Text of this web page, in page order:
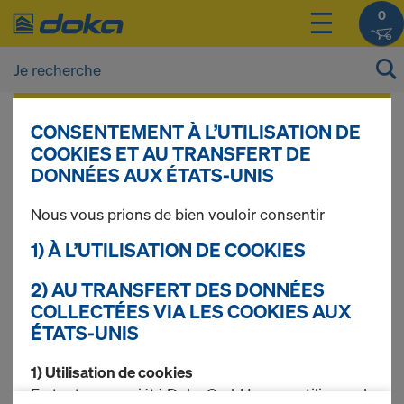
0
Vous pouvez afficher les prix de vos produits
après vous êtreconnecté(e)ouinscrit(e).
Tubes
d'échafaudage
CONSENTEMENT À L’UTILISATION DE
COOKIES ET AU TRANSFERT DE
DONNÉES AUX ÉTATS-UNIS
Nous vous prions de bien vouloir consentir
1) À L’UTILISATION DE COOKIES
2) AU TRANSFERT DES DONNÉES
COLLECTÉES VIA LES COOKIES AUX
ÉTATS-UNIS
1) Utilisation de cookies
En tant que société Doka GmbH, nous utilisons des